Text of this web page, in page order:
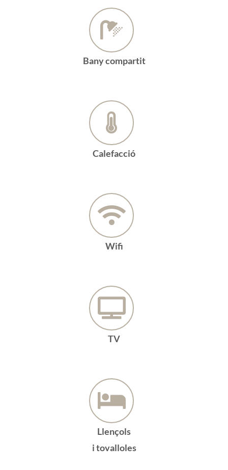
Bany compartit
Calefacció
Wifi
TV
Llençols
i tovalloles